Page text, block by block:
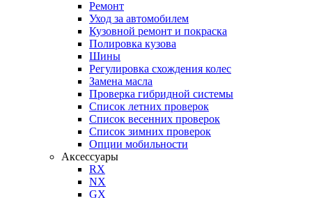
Ремонт
Уход за автомобилем
Кузовной ремонт и покраска
Полировка кузова
Шины
Регулировка схождения колес
Замена масла
Проверка гибридной системы
Список летних проверок
Список весенних проверок
Список зимних проверок
Опции мобильности
Аксессуары
RX
NX
GX